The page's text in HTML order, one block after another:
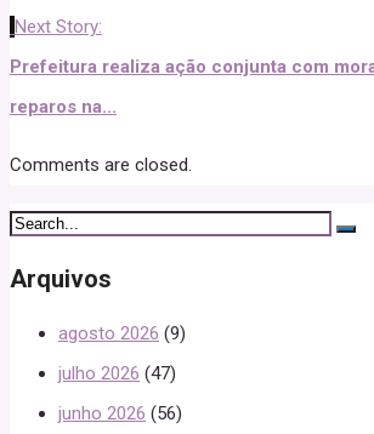
Next Story:
Prefeitura realiza ação conjunta com
reparos na...
Comments are closed.
Arquivos
agosto 2026 (9)
julho 2026 (47)
junho 2026 (56)